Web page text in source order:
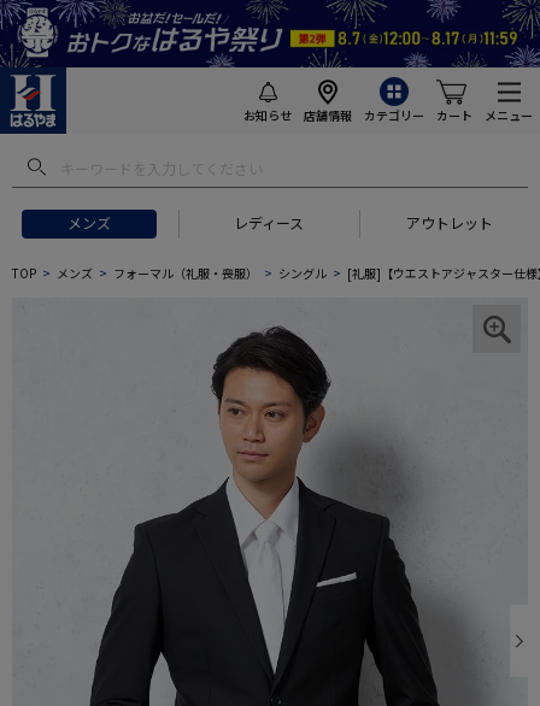
お知らせ 店舗情報 カテゴリー カート メニュー
メンズ レディース アウトレット
TOP メンズ フォーマル（礼服・喪服） シングル [礼服]【ウエストアジャスター仕